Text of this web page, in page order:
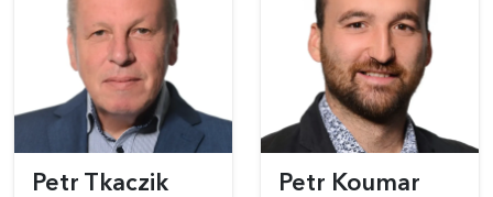
Petr Tkaczik Petr Koumar